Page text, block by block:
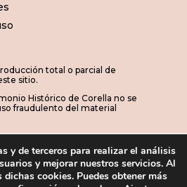
total o parcial de
sitio.
Histórico de Corella no se
fraudulento del material
Asociación de Patrimonio
y de terceros para realizar el análisis
y mejorar nuestros servicios. Al
cookies. Puedes obtener más